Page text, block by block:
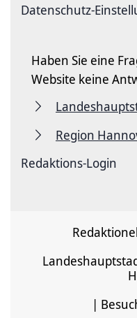
Datenschutz-
Haben Sie eine
Website keine
Region
Redaktions-Login
|